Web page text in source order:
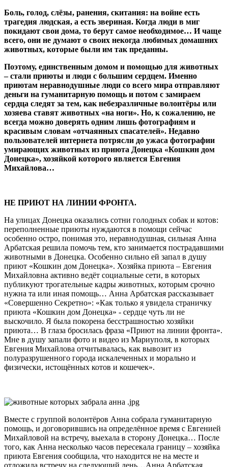
Боль, голод, слёзы, ранения, скитания: на войне есть
трагедия людская, а есть звериная. Когда люди в миг
покидают свои дома, то берут самое необходимое… И чаще
всего, они не думают о своих некогда любимых домашних
животных, которые были им так преданны.
Поэтому, единственным домом и помощью для животных
– стали приюты и люди с большим сердцем. Именно
приютам неравнодушные люди со всего мира отправляют
деньги на гуманитарную помощь и потом с замираем
сердца следят за тем, как небезразличные волонтёры или
хозяева ставят животных «на ноги». Но, к сожалению, не
всегда можно доверять одним лишь фотографиям и
красивым словам «отчаянных спасателей». Недавно
пользователей интернета потрясли до ужаса фотографии
умирающих животных из приюта Донецка «Кошкин дом
Донецка», хозяйкой которого является Евгения
Михайлова…
НЕ ПРИЮТ НА ЛИНИИ ФРОНТА.
На улицах Донецка оказались сотни голодных собак и котов:
переполненные приюты нуждаются в помощи сейчас
особенно остро, понимая это, неравнодушная, сильная Анна
Арбатская решила помочь тем, кто занимается пострадавшими
животными в Донецка. Особенно сильно ей запал в душу
приют «Кошкин дом Донецка». Хозяйка приюта – Евгения
Михайловна активно ведёт социальные сети, в которых
публикуют трогательные кадры животных, которым срочно
нужна та или иная помощь… Анна Арбатская рассказывает
«Совершенно Секретно»: «Как только я увидела страничку
приюта «Кошкин дом Донецка» - сердце чуть ли не
выскочило. Я была покорена бесстрашностью хозяйки
приюта… В глаза бросилась фраза «Приют на линии фронта».
Мне в душу запали фото и видео из Мариуполя, в которых
Евгения Михайлова отчитывалась, как вывозит из
полуразрушенного города искалеченных и морально и
физически, истощённых котов и кошечек».
Вместе с группой волонтёров Анна собрала гуманитарную
помощь, и договорившись на определённое время с Евгенией
Михайловой на встречу, выехала в сторону Донецка… После
того, как Анна несколько часов пересекала границу – хозяйка
приюта Евгения сообщила, что находится не на месте и
отложила встречу на следующий день…Анна Арбатская